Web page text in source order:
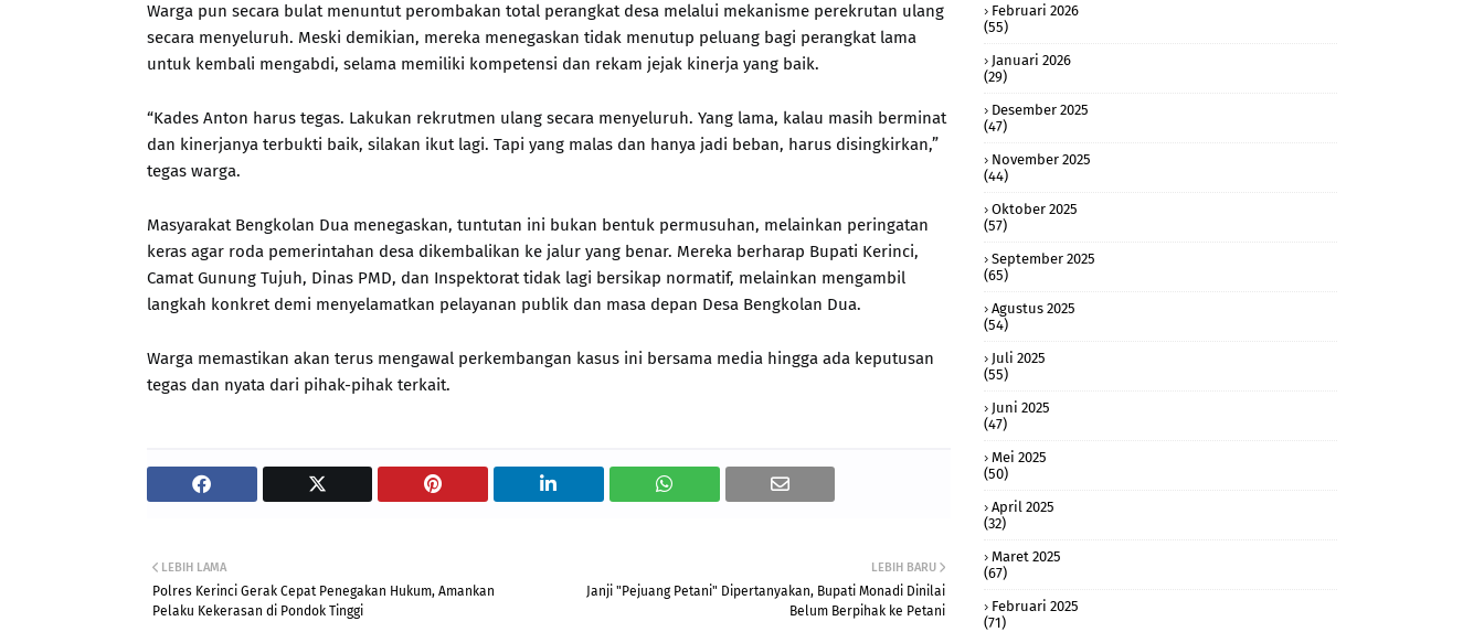
Warga pun secara bulat menuntut perombakan total perangkat desa melalui mekanisme perekrutan ulang
secara menyeluruh. Meski demikian, mereka menegaskan tidak menutup peluang bagi perangkat lama
untuk kembali mengabdi, selama memiliki kompetensi dan rekam jejak kinerja yang baik.
“Kades Anton harus tegas. Lakukan rekrutmen ulang secara menyeluruh. Yang lama, kalau masih berminat
dan kinerjanya terbukti baik, silakan ikut lagi. Tapi yang malas dan hanya jadi beban, harus disingkirkan,”
tegas warga.
Masyarakat Bengkolan Dua menegaskan, tuntutan ini bukan bentuk permusuhan, melainkan peringatan
keras agar roda pemerintahan desa dikembalikan ke jalur yang benar. Mereka berharap Bupati Kerinci,
Camat Gunung Tujuh, Dinas PMD, dan Inspektorat tidak lagi bersikap normatif, melainkan mengambil
langkah konkret demi menyelamatkan pelayanan publik dan masa depan Desa Bengkolan Dua.
Warga memastikan akan terus mengawal perkembangan kasus ini bersama media hingga ada keputusan
tegas dan nyata dari pihak-pihak terkait.
LEBIH BARU
Janji "Pejuang Petani" Dipertanyakan, Bupati Monadi Dinilai
Belum Berpihak ke Petani
LEBIH LAMA
Polres Kerinci Gerak Cepat Penegakan Hukum, Amankan
Pelaku Kekerasan di Pondok Tinggi
Februari 2026
(55)
Januari 2026
(29)
Desember 2025
(47)
November 2025
(44)
Oktober 2025
(57)
September 2025
(65)
Agustus 2025
(54)
Juli 2025
(55)
Juni 2025
(47)
Mei 2025
(50)
April 2025
(32)
Maret 2025
(67)
Februari 2025
(71)